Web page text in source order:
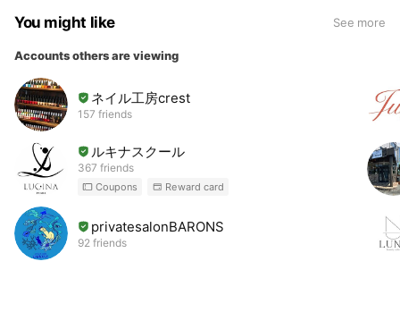
You might like See more
Accounts others are viewing
ネイル工房crest
157 friends
ルキナスクール
367 friends
Coupons Reward card
privatesalonBARONS
92 friends